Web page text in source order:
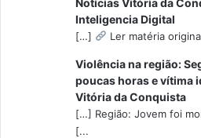
Inteligencia Digital
[…] Ler matéria
Violência na região:
poucas horas e vítima
Vitória da Conquista
[…] Região: Jovem foi
[...